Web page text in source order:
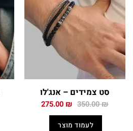
סט צמידים – אנג'לו
350.00₪ המחיר
350.00 ₪.
275.00 ₪ המחיר
לעמוד מוצר